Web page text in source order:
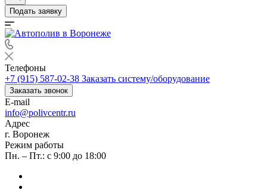
Подать заявку
Телефоны
+7 (915) 587-02-38 Заказать систему/оборудование
Заказать звонок
E-mail
info@polivcentr.ru
Адрес
г. Воронеж
Режим работы
Пн. – Пт.: с 9:00 до 18:00